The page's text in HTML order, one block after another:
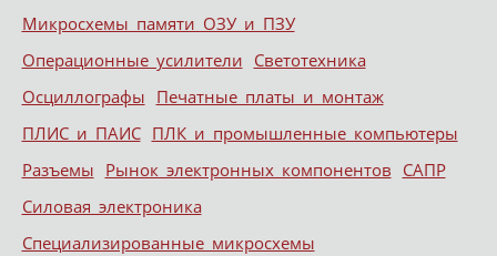
Микросхемы памяти ОЗУ и ПЗУ
Операционные усилители Светотехника
Осциллографы Печатные платы и монтаж
ПЛИС и ПАИС ПЛК и промышленные компьютеры
Разъемы Рынок электронных компонентов САПР
Силовая электроника
Специализированные микросхемы